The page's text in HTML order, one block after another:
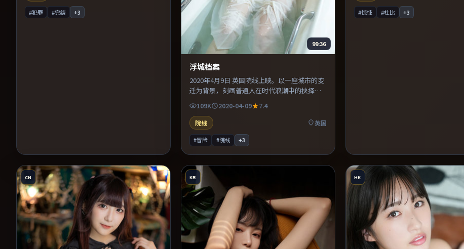
#犯罪 #完结 +3
99:36
浮城档案
2020年4月9日 英国院线上映。以一座城市的变
迁为背景，刻画普通人在时代浪潮中的抉择。
替强化压迫感。推荐给偏爱群像戏与命运母题
的影迷。
109K 2020-04-09
7.4
院线
英国
#冒险 #院线 +3
#惊悚 #杜比 +3
CN KR HK